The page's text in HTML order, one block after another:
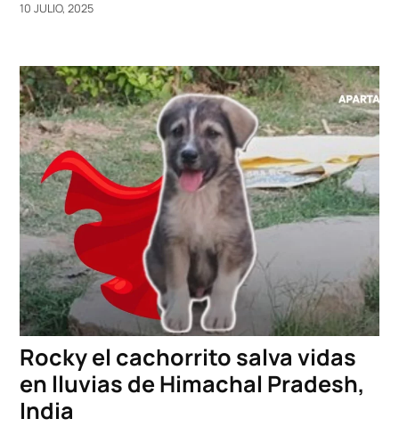
10 JULIO, 2025
Rocky el cachorrito salva vidas
en lluvias de Himachal Pradesh,
India